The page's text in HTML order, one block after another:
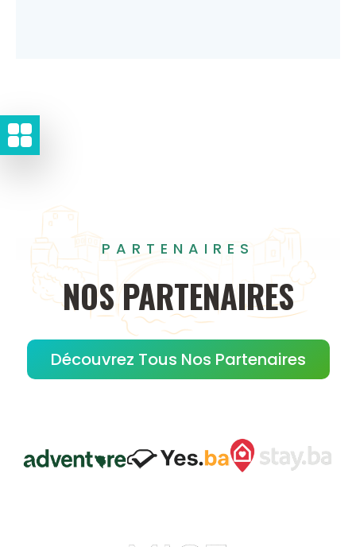
PARTENAIRES
NOS PARTENAIRES
Découvrez Tous Nos Partenaires